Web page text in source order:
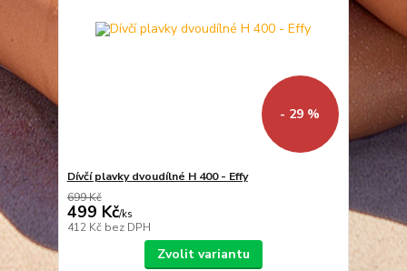
- 29 %
Dívčí plavky dvoudílné H 400 - Effy
699 Kč
499 Kč/ks
412 Kč bez DPH
Zvolit variantu